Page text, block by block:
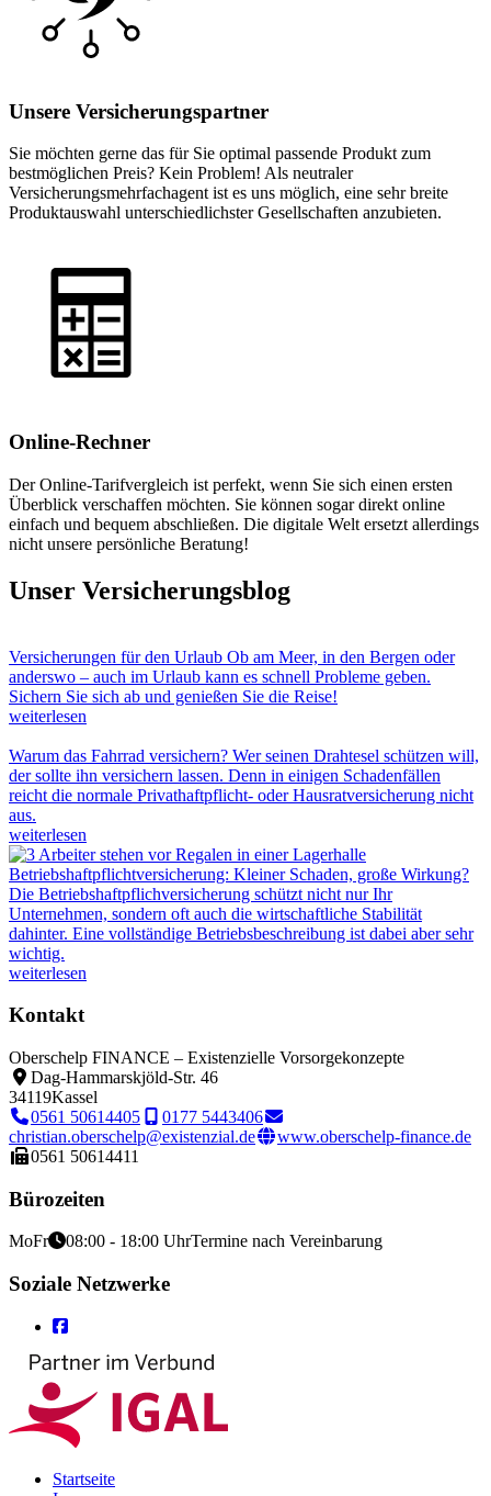
Unsere Versicherungspartner
Sie möchten gerne das für Sie optimal passende Produkt zum
bestmöglichen Preis? Kein Problem! Als neutraler
Versicherungsmehrfachagent ist es uns möglich, eine sehr breite
Produktauswahl unterschiedlichster Gesellschaften anzubieten.
Online-Rechner
Der Online-Tarifvergleich ist perfekt, wenn Sie sich einen ersten
Überblick verschaffen möchten. Sie können sogar direkt online
einfach und bequem abschließen. Die digitale Welt ersetzt allerdings
nicht unsere persönliche Beratung!
Unser Versicherungsblog
Versicherungen für den Urlaub Ob am Meer, in den Bergen oder
anderswo – auch im Urlaub kann es schnell Probleme geben.
Sichern Sie sich ab und genießen Sie die Reise!
weiterlesen
Warum das Fahrrad versichern? Wer seinen Drahtesel schützen will,
der sollte ihn versichern lassen. Denn in einigen Schadenfällen
reicht die normale Privathaftpflicht- oder Hausratversicherung nicht
aus.
weiterlesen
Betriebshaftpflichtversicherung: Kleiner Schaden, große Wirkung?
Die Betriebshaftpflichversicherung schützt nicht nur Ihr
Unternehmen, sondern oft auch die wirtschaftliche Stabilität
dahinter. Eine vollständige Betriebsbeschreibung ist dabei aber sehr
wichtig.
weiterlesen
Kontakt
Oberschelp FINANCE – Existenzielle Vorsorgekonzepte
Dag-Hammarskjöld-Str. 46
34119Kassel
0561 50614405
0177 5443406
christian.oberschelp@existenzial.de
www.oberschelp-finance.de
0561 50614411
Bürozeiten
MoFr 08:00 - 18:00 UhrTermine nach Vereinbarung
Soziale Netzwerke
Startseite